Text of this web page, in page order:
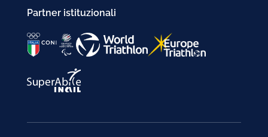
Partner istituzionali